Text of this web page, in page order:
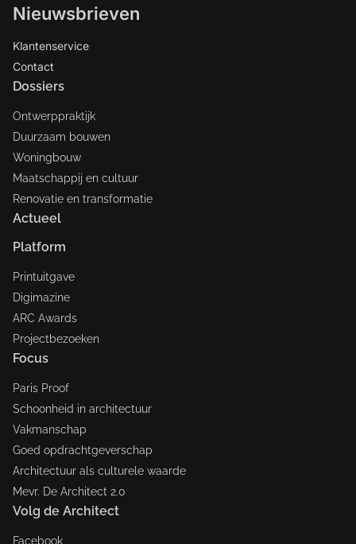
Nieuwsbrieven
Klantenservice
Contact
Dossiers
Ontwerppraktijk
Duurzaam bouwen
Woningbouw
Maatschappij en cultuur
Renovatie en transformatie
Actueel
Platform
Printuitgave
Digimazine
ARC Awards
Projectbezoeken
Focus
Paris Proof
Schoonheid in architectuur
Vakmanschap
Goed opdrachtgeverschap
Architectuur als culturele waarde
Mevr. De Architect 2.0
Volg de Architect
Facebook